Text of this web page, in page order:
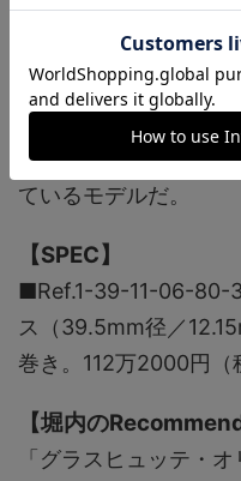
ト満点。
逆回転防止ベゼルや
イバーズとして必要
りながらマッシヴな
ダイバーズウオッチ
ているモデルだ。
【SPEC】
■Ref.1-39-11-06-80-
ス（39.5mm径／
巻き。112万2000円（
【堀内の
「グラスヒュッテ・